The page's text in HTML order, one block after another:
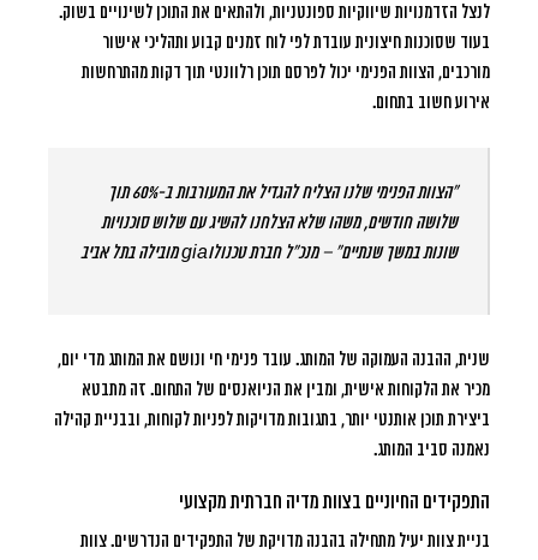
לנצל הזדמנויות שיווקיות ספונטניות, ולהתאים את התוכן לשינויים בשוק.
בעוד שסוכנות חיצונית עובדת לפי לוח זמנים קבוע ותהליכי אישור
מורכבים, הצוות הפנימי יכול לפרסם תוכן רלוונטי תוך דקות מהתרחשות
אירוע חשוב בתחום.
“הצוות הפנימי שלנו הצליח להגדיל את המעורבות ב-60% תוך
שלושה חודשים, משהו שלא הצלחנו להשיג עם שלוש סוכנויות
שונות במשך שנתיים” – מנכ”ל חברת טכנולוgia מובילה בתל אביב
שנית, ההבנה העמוקה של המותג. עובד פנימי חי ונושם את המותג מדי יום,
מכיר את הלקוחות אישית, ומבין את הניואנסים של התחום. זה מתבטא
ביצירת תוכן אותנטי יותר, בתגובות מדויקות לפניות לקוחות, ובבניית קהילה
נאמנה סביב המותג.
התפקידים החיוניים בצוות מדיה חברתית מקצועי
בניית צוות יעיל מתחילה בהבנה מדויקת של התפקידים הנדרשים. צוות